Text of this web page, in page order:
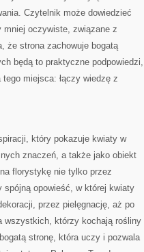
Czytelnik może dowiedzieć
oczywiste, związane z
że strona zachowuje bogatą
będą to praktyczne podpowiedzi,
miejsca: łączy wiedzę z
który pokazuje kwiaty w
znaczeń, a także jako obiekt
florystykę nie tylko przez
opowieść, w której kwiaty
przez pielęgnację, aż po
wszystkich, którzy kochają rośliny
stronę, która uczy i pozwala